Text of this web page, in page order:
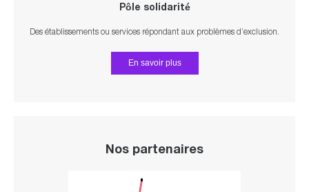
Pôle solidarité
Des établissements ou services répondant aux problèmes d’exclusion.
En savoir plus
Nos partenaires